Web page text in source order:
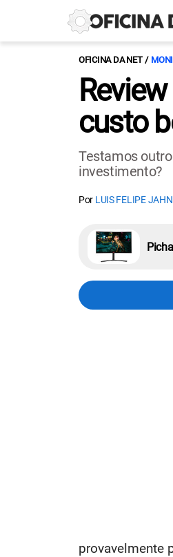
OFICINA DA NET
custo
Testamos
investimento?
Por LUIS FELIPE JAHN
provavelmente